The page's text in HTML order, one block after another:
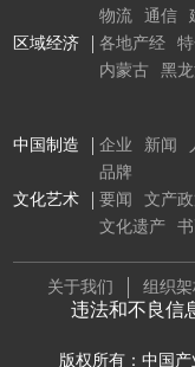
物流
通信
区域经济
各地产经
内蒙古
黑
中国制造 企业 新闻
品牌
文化艺术
要闻 文产
文化遗产
关于我们 组织架
违法和不良信
版权所有：中国产